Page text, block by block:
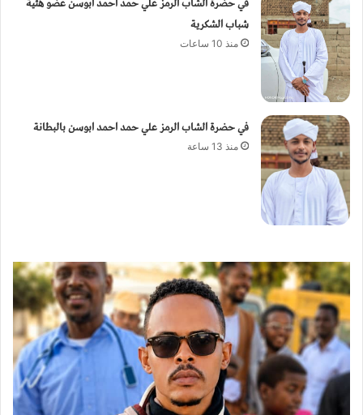
شباب الشكرية
منذ 10 ساعات
في حضرة الشاب الرمز علي حمد احمد ابوسن بالبطانة
منذ 13 ساعة